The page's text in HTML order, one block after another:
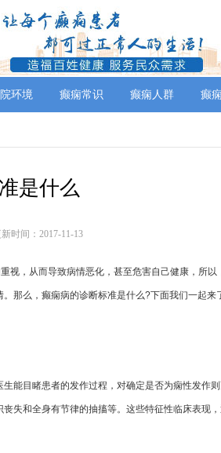
环境 癫痫常识 癫痫人群 癫
是什么
时间：2017-11-13
视，从而导致病情恶化，甚至危害自己健康，所以
那么，癫痫病的诊断标准是什么?下面我们一起来
能目睹患者的发作过程，对确定是否为痫性发作
失和全身有节律的抽搐等。这些特征性临床表现